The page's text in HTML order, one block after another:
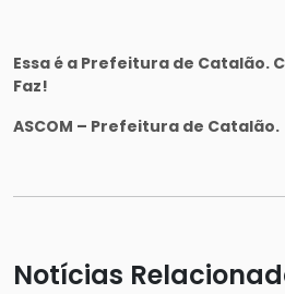
Essa é a Prefeitura de Catalão.
Faz!
ASCOM – Prefeitura de Catalão.
Notícias